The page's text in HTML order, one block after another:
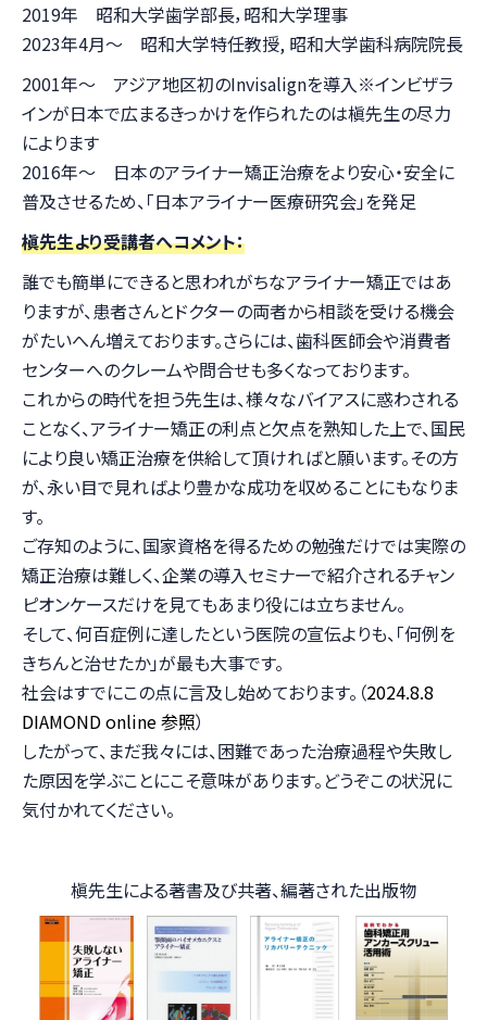
2019年 昭和大学歯学部長，昭和大学理事
2023年4月〜 昭和大学特任教授, 昭和大学歯科病院院長
2001年～ アジア地区初のInvisalignを導入※インビザラ
インが日本で広まるきっかけを作られたのは槇先生の尽力
によります
2016年～ 日本のアライナー矯正治療をより安心・安全に
普及させるため、「日本アライナー医療研究会」を発足
槇先生より受講者へコメント：
誰でも簡単にできると思われがちなアライナー矯正ではあ
りますが、患者さんとドクターの両者から相談を受ける機会
がたいへん増えております。さらには、歯科医師会や消費者
センターへのクレームや問合せも多くなっております。
これからの時代を担う先生は、様々なバイアスに惑わされる
ことなく、アライナー矯正の利点と欠点を熟知した上で、国民
により良い矯正治療を供給して頂ければと願います。その方
が、永い目で見ればより豊かな成功を収めることにもなりま
す。
ご存知のように、国家資格を得るための勉強だけでは実際の
矯正治療は難しく、企業の導入セミナーで紹介されるチャン
ピオンケースだけを見てもあまり役には立ちません。
そして、何百症例に達したという医院の宣伝よりも、「何例を
きちんと治せたか」が最も大事です。
社会はすでにこの点に言及し始めております。（2024.8.8
DIAMOND online 参照）
したがって、まだ我々には、困難であった治療過程や失敗し
た原因を学ぶことにこそ意味があります。どうぞこの状況に
気付かれてください。
槇先生による著書及び共著、編著された出版物